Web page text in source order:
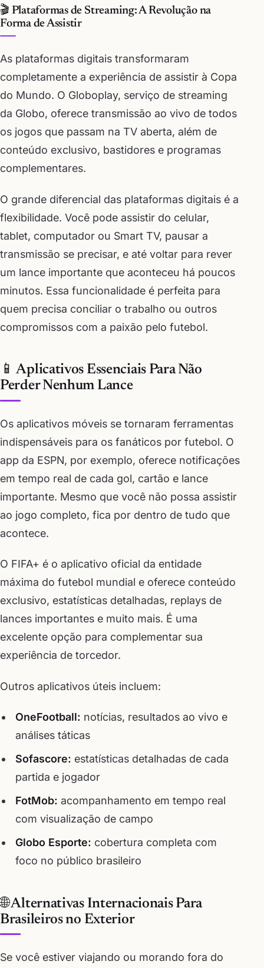
🎬 Plataformas de Streaming: A Revolução na
Forma de Assistir
As plataformas digitais transformaram
completamente a experiência de assistir à Copa
do Mundo. O Globoplay, serviço de streaming
da Globo, oferece transmissão ao vivo de todos
os jogos que passam na TV aberta, além de
conteúdo exclusivo, bastidores e programas
complementares.
O grande diferencial das plataformas digitais é a
flexibilidade. Você pode assistir do celular,
tablet, computador ou Smart TV, pausar a
transmissão se precisar, e até voltar para rever
um lance importante que aconteceu há poucos
minutos. Essa funcionalidade é perfeita para
quem precisa conciliar o trabalho ou outros
compromissos com a paixão pelo futebol.
📱 Aplicativos Essenciais Para Não
Perder Nenhum Lance
Os aplicativos móveis se tornaram ferramentas
indispensáveis para os fanáticos por futebol. O
app da ESPN, por exemplo, oferece notificações
em tempo real de cada gol, cartão e lance
importante. Mesmo que você não possa assistir
ao jogo completo, fica por dentro de tudo que
acontece.
O FIFA+ é o aplicativo oficial da entidade
máxima do futebol mundial e oferece conteúdo
exclusivo, estatísticas detalhadas, replays de
lances importantes e muito mais. É uma
excelente opção para complementar sua
experiência de torcedor.
Outros aplicativos úteis incluem:
OneFootball: notícias, resultados ao vivo e
análises táticas
Sofascore: estatísticas detalhadas de cada
partida e jogador
FotMob: acompanhamento em tempo real
com visualização de campo
Globo Esporte: cobertura completa com
foco no público brasileiro
🌐 Alternativas Internacionais Para
Brasileiros no Exterior
Se você estiver viajando ou morando fora do